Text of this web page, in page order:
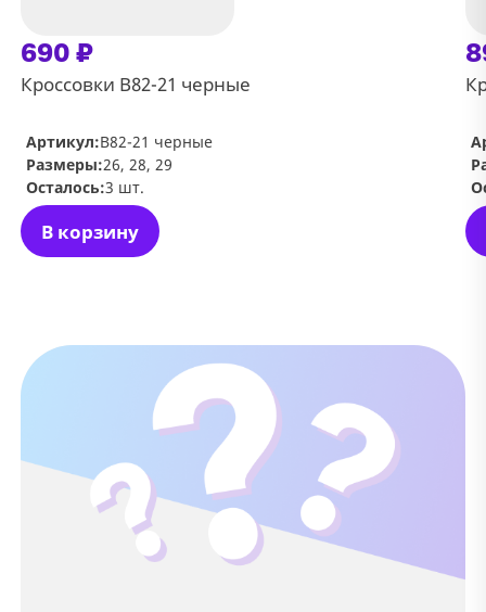
690 ₽
Кроссовки В82-21 черные
В корзину
Артикул:В82-21 черные
Размеры:26, 28, 29
Осталось:3 шт.